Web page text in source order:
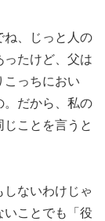
ね、じっと人の
ったけど、父は
こっちにおい
。だから、私の
ことを言うと
ないわけじゃ
いことでも「役